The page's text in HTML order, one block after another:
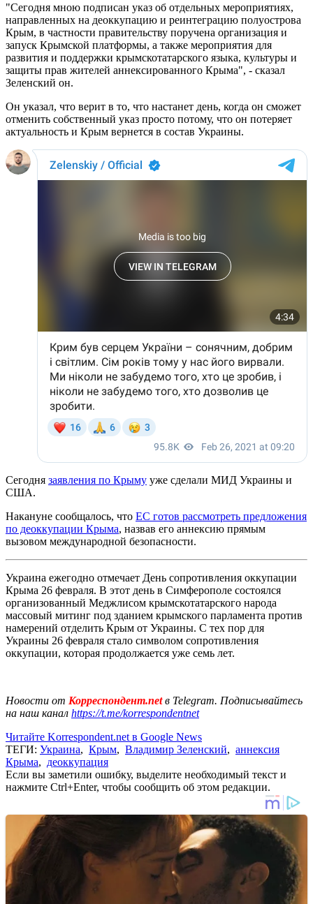
"Сегодня мною подписан указ об отдельных мероприятиях,
направленных на деоккупацию и реинтеграцию полуострова
Крым, в частности правительству поручена организация и
запуск Крымской платформы, а также мероприятия для
развития и поддержки крымскотатарского языка, культуры и
защиты прав жителей аннексированного Крыма", - сказал
Зеленский он.
Он указал, что верит в то, что настанет день, когда он сможет
отменить собственный указ просто потому, что он потеряет
актуальность и Крым вернется в состав Украины.
Сегодня заявления по Крыму уже сделали МИД Украины и
США.
Накануне сообщалось, что ЕС готов рассмотреть предложения
по деоккупации Крыма, назвав его аннексию прямым
вызовом международной безопасности.
Украина ежегодно отмечает День сопротивления оккупации
Крыма 26 февраля. В этот день в Симферополе состоялся
организованный Меджлисом крымскотатарского народа
массовый митинг под зданием крымского парламента против
намерений отделить Крым от Украины. С тех пор для
Украины 26 февраля стало символом сопротивления
оккупации, которая продолжается уже семь лет.
Новости от Корреспондент.netв Telegram. Подписывайтесь
на наш канал https://t.me/korrespondentnet
Читайте Korrespondent.net в Google News
ТЕГИ: Украина, Крым, Владимир Зеленский, аннексия
Крыма, деоккупация
Если вы заметили ошибку, выделите необходимый текст и
нажмите Ctrl+Enter, чтобы сообщить об этом редакции.